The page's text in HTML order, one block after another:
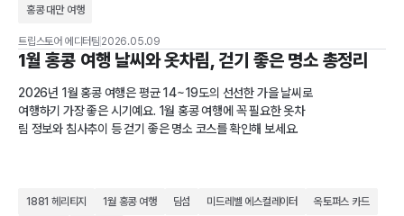
홍콩 대만 여행
트립스토어 에디터팀 2026.05.09
1월 홍콩 여행 날씨와 옷차림, 걷기 좋은 명소 총정리
2026년 1월 홍콩 여행은 평균 14~19도의 선선한 가을 날씨로
여행하기 가장 좋은 시기예요. 1월 홍콩 여행에 꼭 필요한 옷차
림 정보와 침사추이 등 걷기 좋은 명소 코스를 확인해 보세요.
1881 헤리티지 1월 홍콩 여행 딤섬 미드레벨 에스컬레이터 옥토퍼스 카드